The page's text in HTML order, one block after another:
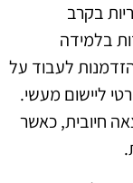
בקרב
בלמידה
לעבוד על
ליישום מעשי.
חיובית, כאשר